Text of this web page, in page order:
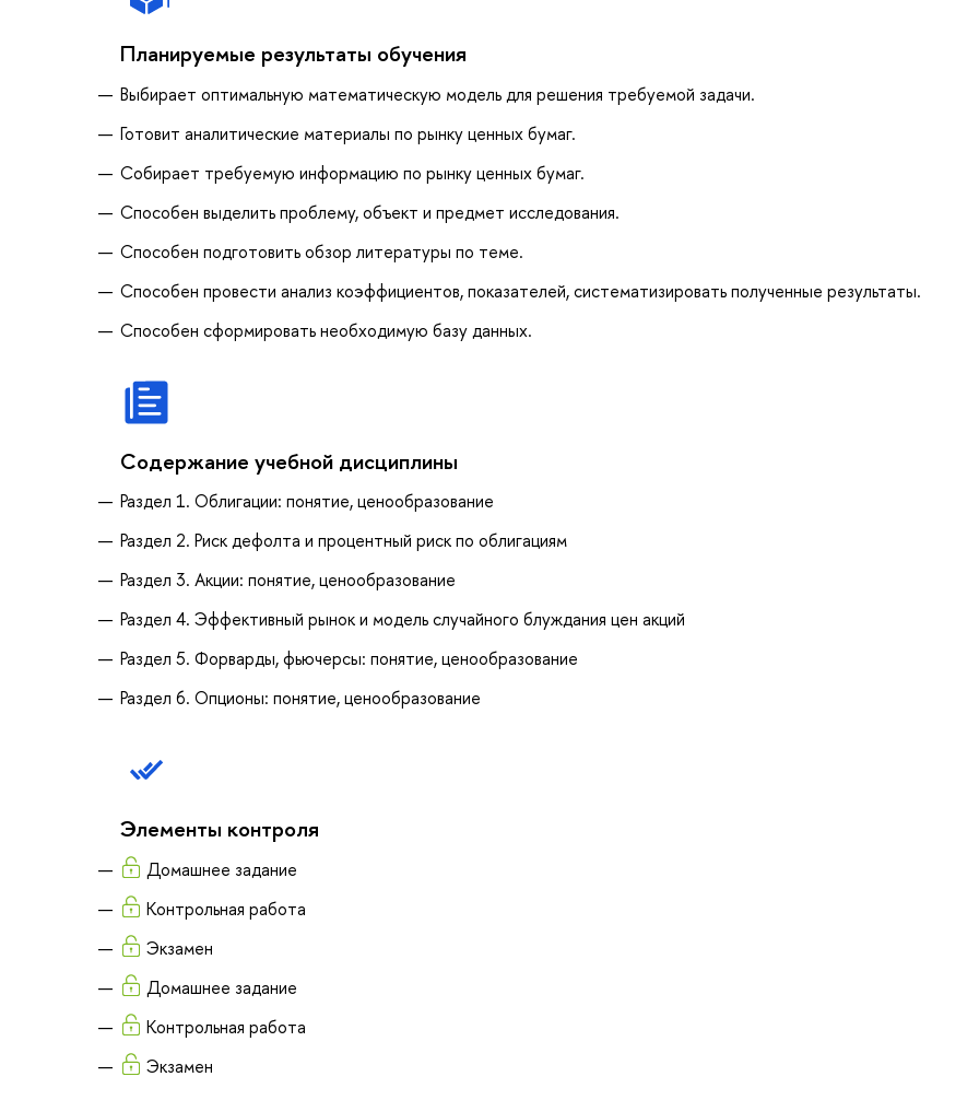
Планируемые результаты обучения
Выбирает оптимальную математическую модель для решения требуемой задачи.
Готовит аналитические материалы по рынку ценных бумаг.
Собирает требуемую информацию по рынку ценных бумаг.
Способен выделить проблему, объект и предмет исследования.
Способен подготовить обзор литературы по теме.
Способен провести анализ коэффициентов, показателей, систематизировать полученные результаты.
Способен сформировать необходимую базу данных.
Содержание учебной дисциплины
Раздел 1. Облигации: понятие, ценообразование
Раздел 2. Риск дефолта и процентный риск по облигациям
Раздел 3. Акции: понятие, ценообразование
Раздел 4. Эффективный рынок и модель случайного блуждания цен акций
Раздел 5. Форварды, фьючерсы: понятие, ценообразование
Раздел 6. Опционы: понятие, ценообразование
Элементы контроля
Домашнее задание
Контрольная работа
Экзамен
Домашнее задание
Контрольная работа
Экзамен